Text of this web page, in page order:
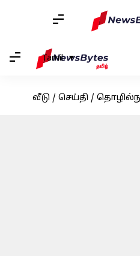
Tamil
வீடு / செய்தி /